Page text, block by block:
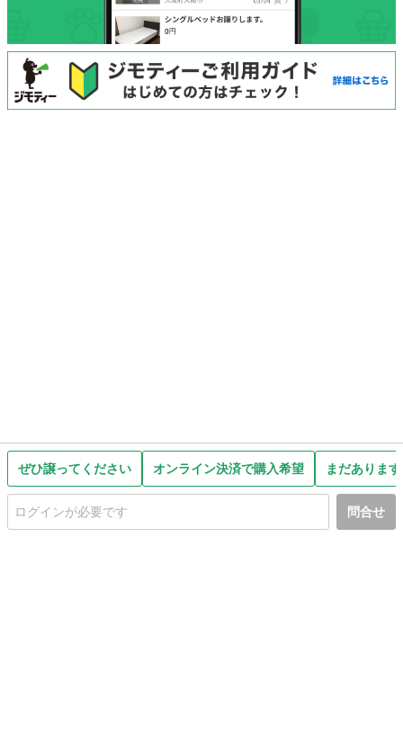
ぜひ譲ってください オンライン決済で購入希望 まだありま
問合せ